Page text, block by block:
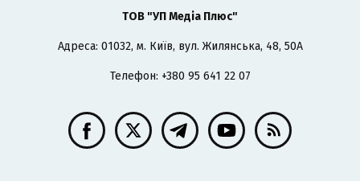
ТОВ "УП Медіа Плюс"
Адреса: 01032, м. Київ, вул. Жилянська, 48, 50А
Телефон: +380 95 641 22 07